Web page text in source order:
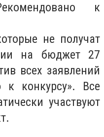
к
не получат
на бюджет 27
всех заявлений
к конкурсу». Все
участвуют